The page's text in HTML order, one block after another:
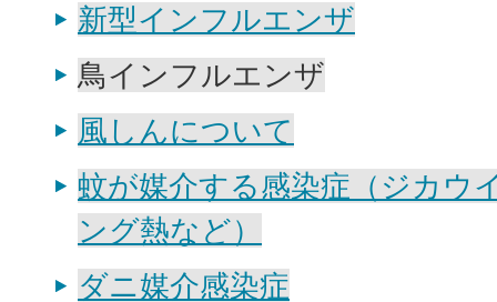
新型インフルエンザ
鳥インフルエンザ
風しんについて
蚊が媒介する感染症（ジカウ
ング熱など）
ダニ媒介感染症